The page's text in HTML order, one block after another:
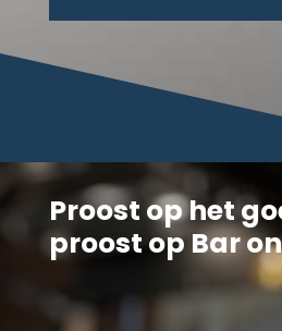
Proost op het
proost op Bar